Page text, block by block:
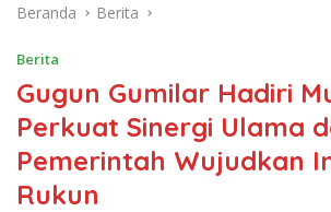
Beranda Berita
Berita
Gugun Gumilar Hadiri
Perkuat Sinergi Ulama
Pemerintah Wujudkan
Rukun